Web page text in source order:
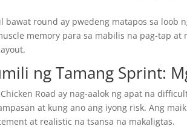
bawat round ay pwedeng matapos sa loob
memory para sa mabilis na pag-tap
ng Tamang Sprint:
Road ay nag-aalok ng apat na
at kung ano ang iyong risk. Ang
at realistic na tsansa na makaligtas.